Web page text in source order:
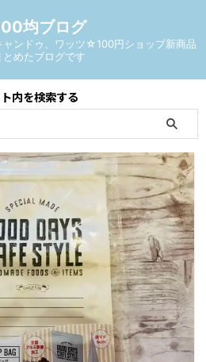
均ブログ
ャンドゥ、ワッツ☆100円ショップ新商品
めたブログです
内を検索する